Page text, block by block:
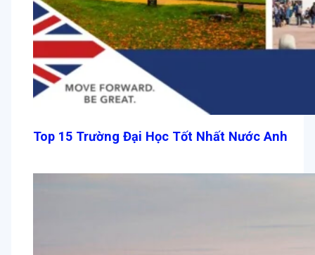
Top 15 Trường Đại Học Tốt Nhất Nước Anh